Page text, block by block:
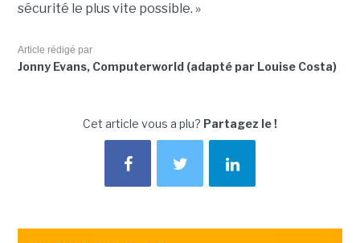
sécurité le plus vite possible. »
Article rédigé par
Jonny Evans, Computerworld (adapté par Louise Costa)
Cet article vous a plu? Partagez le !